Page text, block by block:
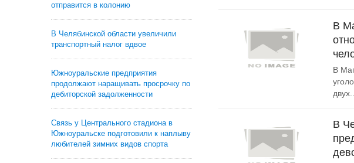
отправится в колонию
В Челябинской области увеличили
транспортный налог вдвое
Южноуральские предприятия
продолжают наращивать просрочку по
дебиторской задолженности
Связь у Центрального стадиона в
Южноуральске подготовили к наплыву
любителей зимних видов спорта
В
В
двух...
В